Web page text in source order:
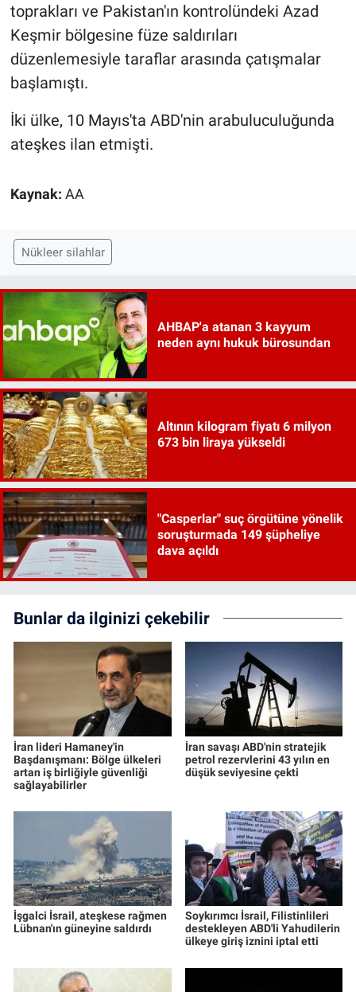
toprakları ve Pakistan'ın kontrolündeki Azad
Keşmir bölgesine füze saldırıları
düzenlemesiyle taraflar arasında çatışmalar
başlamıştı.
İki ülke, 10 Mayıs'ta ABD'nin arabuluculuğunda
ateşkes ilan etmişti.
Kaynak: AA
Nükleer silahlar
AHBAP'a atanan 3 kayyum
neden aynı hukuk bürosundan
Altının kilogram fiyatı 6 milyon
673 bin liraya yükseldi
"Casperlar" suç örgütüne yönelik
soruşturmada 149 şüpheliye
dava açıldı
Bunlar da ilginizi çekebilir
İran lideri Hamaney'in
Başdanışmanı: Bölge ülkeleri
artan iş birliğiyle güvenliği
sağlayabilirler
İran savaşı ABD'nin stratejik
petrol rezervlerini 43 yılın en
düşük seviyesine çekti
İşgalci İsrail, ateşkese rağmen
Lübnan'ın güneyine saldırdı
Soykırımcı İsrail, Filistinlileri
destekleyen ABD'li Yahudilerin
ülkeye giriş iznini iptal etti